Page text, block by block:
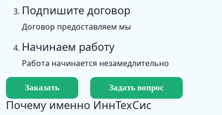
Подпишите договор
Договор предоставляем мы
Начинаем работу
Работа начинается незамедлительно
Заказать Задать вопрос
Почему именно ИннТехСис